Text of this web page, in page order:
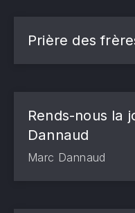
Prière des
Rends-nous la
Dannaud
Marc Dannaud